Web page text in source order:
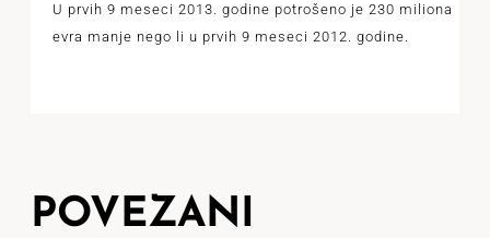
U prvih 9 meseci 2013. godine potrošeno je 230 miliona
evra manje nego li u prvih 9 meseci 2012. godine.
POVEZANI